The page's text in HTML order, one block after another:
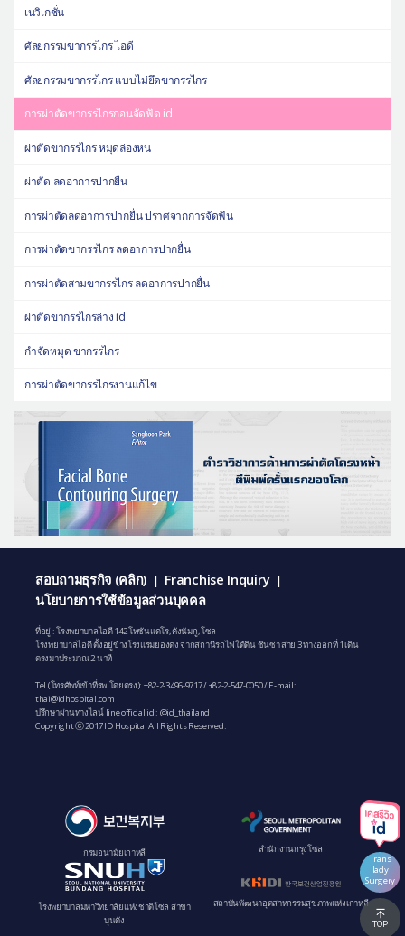
เนวิเกชั่น
ศัลยกรรมขากรรไกร ไอดี
ศัลยกรรมขากรรไกร แบบไม่ยึดขากรรไกร
การผ่าตัดขากรรไกรก่อนจัดฟัด id
ผ่าตัดขากรรไกร หมุดล่องหน
ผ่าตัด ลดอาการปากยื่น
การผ่าตัดลดอาการปากยื่น ปราศจากการจัดฟัน
การผ่าตัดขากรรไกร ลดอาการปากยื่น
การผ่าตัดสามขากรรไกร ลดอาการปากยื่น
ผ่าตัดขากรรไกรล่าง id
กำจัดหมุด ขากรรไกร
การผ่าตัดขากรรไกรงานแก้ไข
สอบถามธุรกิจ (คลิก) | Franchise Inquiry |
นโยบายการใช้ข้อมูลส่วนบุคคล
ที่อยู่ : โรงพยาบาลไอดี 142 โทซันแดโร, คังนัมกู, โซล
โรงพยาบาลไอดี ตั้งอยู่ข้างโรงแรมยองดง จากสถานีรถไฟใต้ดิน ชินซา สาย 3 ทางออกที่ 1 เดิน
ตรงมาประมาณ 2 นาที
Tel (โทรศัพท์เข้าที่รพ.โดยตรง): +82-2-3496-9717/+82-2-547-0050/ E-mail:
thai@idhospital.com
ปรึกษาผ่านทางไลน์ line official id : @id_thailand
Copyright ⓒ 2017 ID Hospital All Rights Reserved.
กรมอนามัยเกาหลี สํานักงานกรุงโซล
โรงพยาบาลมหาวิทยาลัยแห่งชาติโซล สาขา
บุนดัง
สถาบันพัฒนาอุตสาหกรรมสุขภาพแห่งเกาหลี
Trans
lady
Surgery
TOP